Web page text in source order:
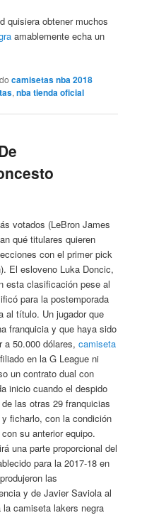
quisiera obtener muchos
amablemente echa un
camisetas nba 2018
,nba tienda oficial
votados (LeBron James
qué titulares quieren
con el primer pick
El esloveno Luka Doncic,
esta clasificación pese al
para la postemporada
al título. Un jugador que
franquicia y que haya sido
a 50.000 dólares,camiseta
en la G League ni
un contrato dual con
inicio cuando el despido
las otras 29 franquicias
ficharlo, con la condición
su anterior equipo.
una parte proporcional del
para la 2017-18 en
las
y de Javier Saviola al
camiseta lakers negra